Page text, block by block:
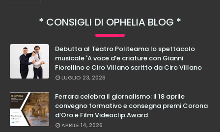
CONSIGLI DI OPHELIA BLOG
Debutta al Teatro Politeama lo spettacolo
musicale 'A voce d’e criature con Gianni
Fiorellino e Ciro Villano scritto da Ciro Villano
LUGLIO 23, 2026
Ferrara celebra il giornalismo: il 18 aprile
convegno formativo e consegna premi Corona
d’Oro e Film Videoclip Award
APRILE 14, 2026